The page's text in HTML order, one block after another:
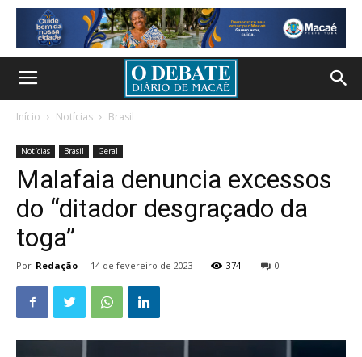
Início Notícias Brasil
Notícias Brasil Geral
Malafaia denuncia excessos
do “ditador desgraçado da
toga”
Por Redação - 14 de fevereiro de 2023 374 0